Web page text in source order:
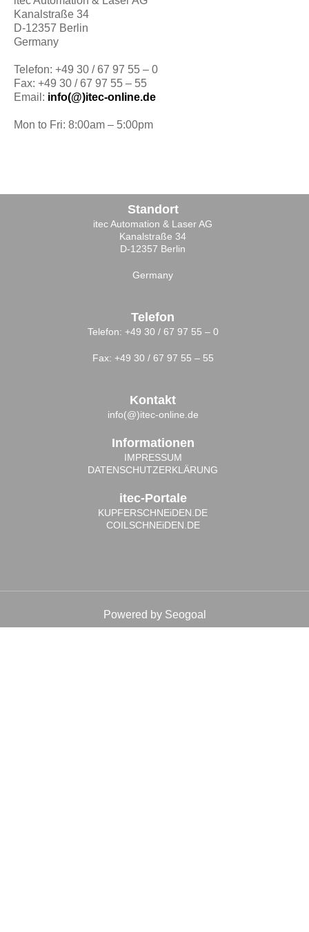
Kanalstraße 34
D-12357 Berlin
Germany
Telefon: +49 30 / 67 97 55 – 0
Fax: +49 30 / 67 97 55 – 55
Email: info(@)itec-online.de
Mon to Fri: 8:00am – 5:00pm
Standort
itec Automation & Laser AG
Kanalstraße 34
D-12357 Berlin
Germany
Telefon
Telefon: +49 30 / 67 97 55 – 0
Fax: +49 30 / 67 97 55 – 55
Kontakt
info(@)itec-online.de
Informationen
IMPRESSUM
DATENSCHUTZERKLÄRUNG
itec-Portale
KUPFERSCHNEiDEN.DE
COILSCHNEiDEN.DE
Powered by Seogoal